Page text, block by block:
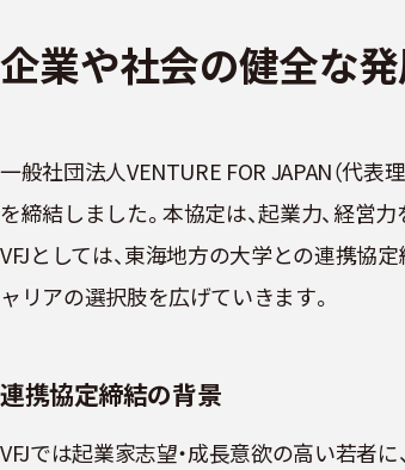
企業や社会の健全な
一般社団法人VENTURE FOR JAPAN（代表
を締結しました。本協定は、起業力、経営
VFJとしては、東海地方の大学との連携協
ャリアの選択肢を広げていきます。
連携協定締結の背景
VFJでは起業家志望・成長意欲の高い若者